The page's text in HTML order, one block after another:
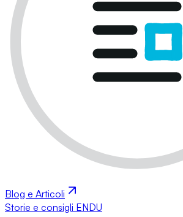
Blog e Articoli
Storie e consigli ENDU